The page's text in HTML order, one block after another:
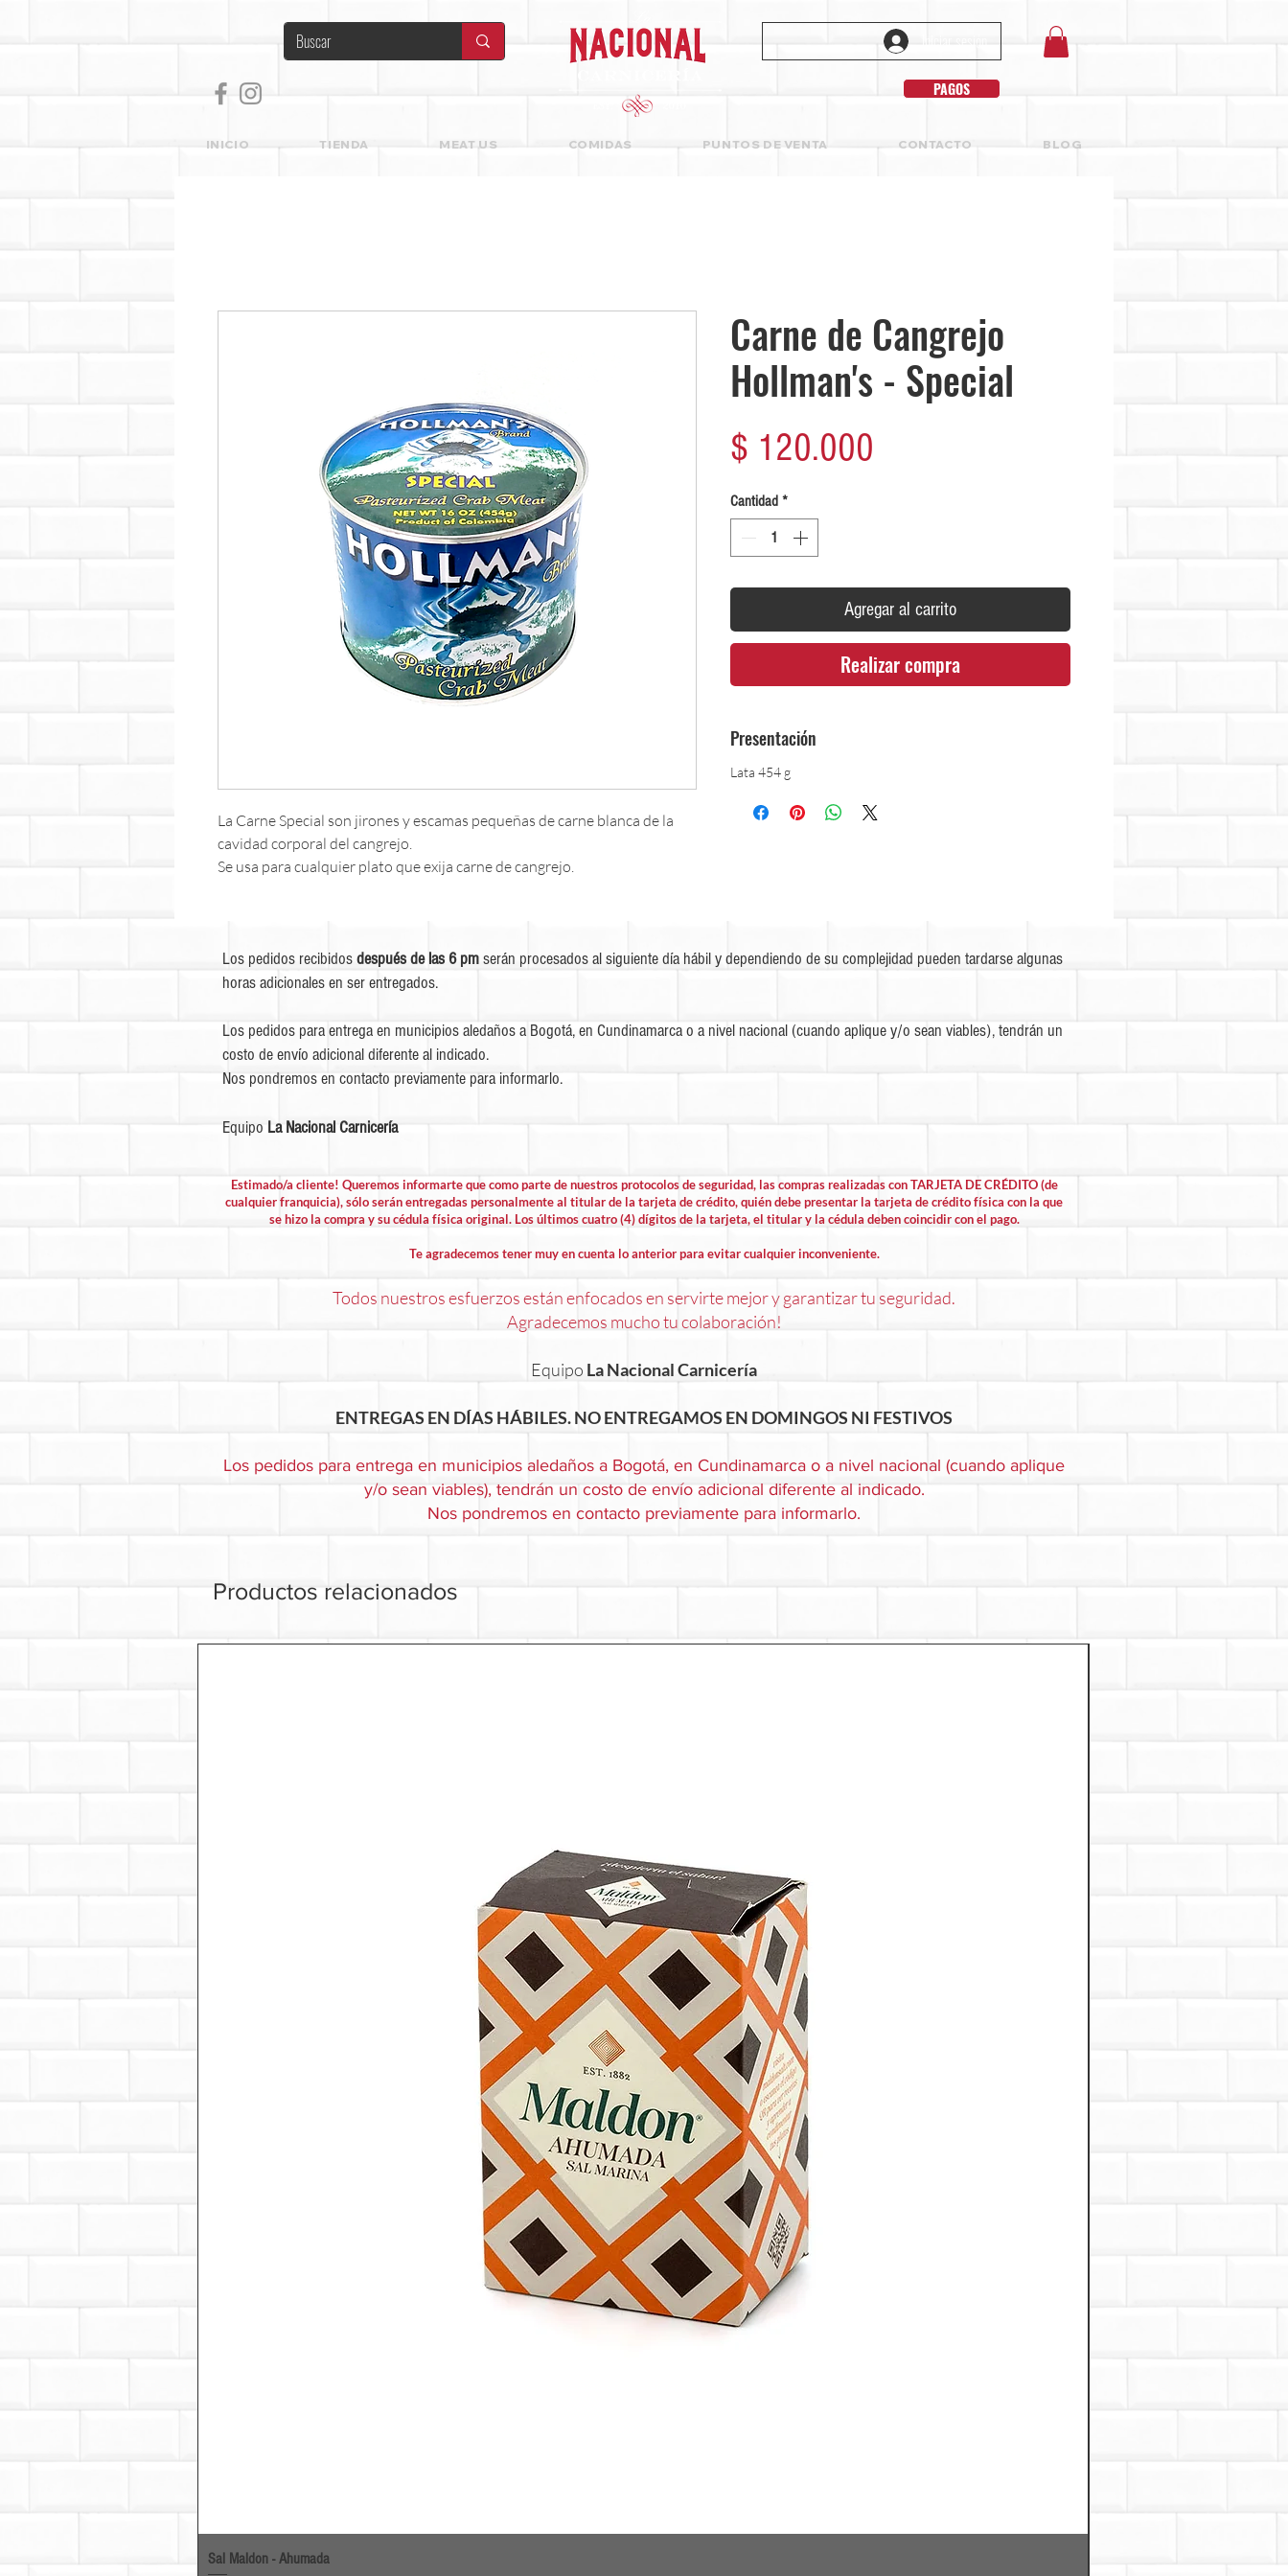
PAGOS
INICIO TIENDA MEAT US COMIDAS PUNTOS DE VENTA CONTACTO BLOG
La Carne Special son jirones y escamas pequeñas de carne blanca de la
cavidad corporal del cangrejo.
Se usa para cualquier plato que exija carne de cangrejo.
Carne de Cangrejo
Hollman's - Special
$ 120.000
Cantidad *
Agregar al carrito
Realizar compra
Presentación
Lata 454 g
Los pedidos recibidosdespués de las 6 pmserán procesados al siguiente día hábil y dependiendo de su complejidad pueden tardarse algunas
horas adicionales en ser entregados.
Los pedidos para entrega en municipios aledaños a Bogotá, en Cundinamarca o a nivel nacional (cuando aplique y/o sean viables), tendrán un
costo de envío adicional diferente al indicado.
Nos pondremos en contacto previamente para informarlo.
Equipo La Nacional Carnicería
Estimado/a cliente! Queremos informarte que como parte de nuestros protocolos de seguridad, las compras realizadas con TARJETA DE CRÉDITO (de
cualquier franquicia), sólo serán entregadas personalmente al titular de la tarjeta de crédito, quién debe presentar la tarjeta de crédito física con la que
se hizo la compra y su cédula física original. Los últimos cuatro (4) dígitos de la tarjeta, el titular y la cédula deben coincidir con el pago.
Te agradecemos tener muy en cuenta lo anterior para evitar cualquier inconveniente.
Todos nuestros esfuerzos están enfocados en servirte mejor y garantizar tu seguridad.
Agradecemos mucho tu colaboración!
Equipo La Nacional Carnicería
ENTREGAS EN DÍAS HÁBILES. NO ENTREGAMOS EN DOMINGOS NI FESTIVOS
Los pedidos para entrega en municipios aledaños a Bogotá, en Cundinamarca o a nivel nacional (cuando aplique
y/o sean viables), tendrán un costo de envío adicional diferente al indicado.
Nos pondremos en contacto previamente para informarlo.
Productos relacionados
Sal Maldon - Ahumada